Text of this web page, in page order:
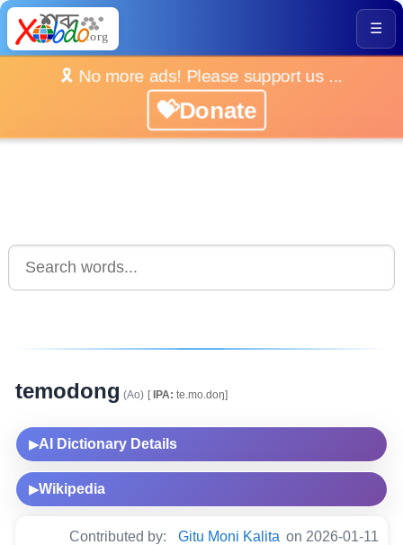
☰
🎗️ No more ads! Please support us ...
💝Donate
temodong (Ao) [IPA: te.mo.doŋ]
▶AI Dictionary Details
▶Wikipedia
Contributed by: Gitu Moni Kalita on 2026-01-11